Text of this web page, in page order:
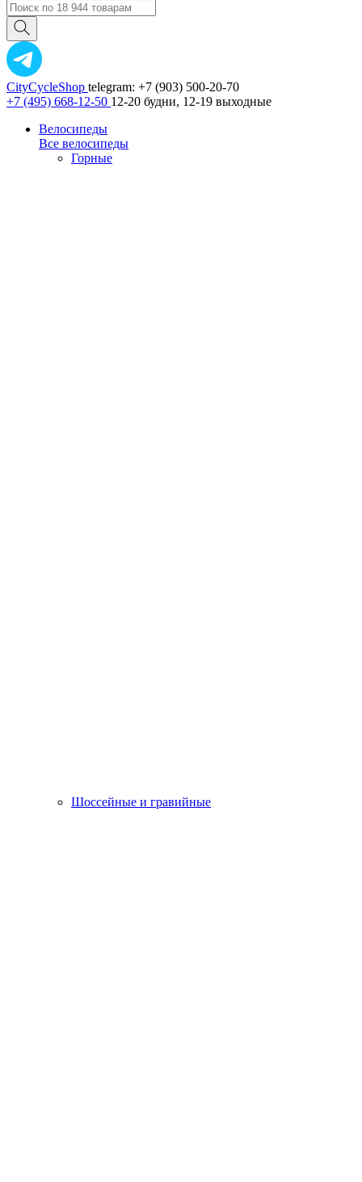
CityCycleShop telegram: +7 (903) 500-20-70
+7 (495) 668-12-50 12-20 будни, 12-19 выходные
Велосипеды
Все велосипеды
Горные
Шоссейные и гравийные